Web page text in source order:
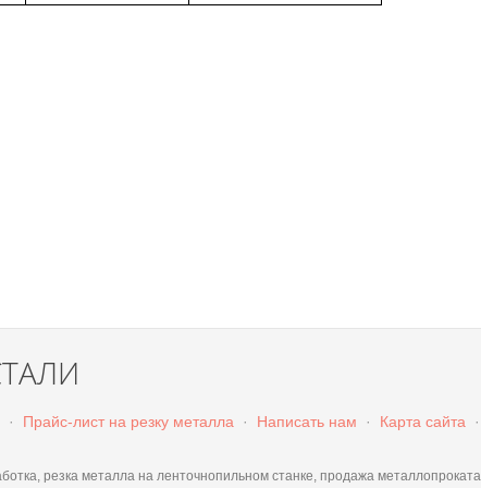
· Прайс-лист на резку металла · Написать нам · Карта сайта
·
резка металла на ленточнопильном станке, продажа металлопроката